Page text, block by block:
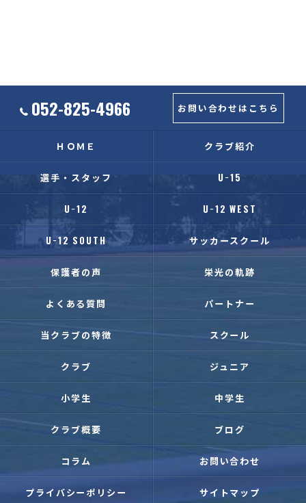
052-825-4966 お問い合わせはこちら
ＨＯＭＥ クラブ紹介
選手・スタッフ U−15
U−12 U−12 WEST
U−12 SOUTH サッカースクール
保護者の声 栄光の軌跡
よくある質問 パートナー
当クラブの特徴 スクール
クラブ ジュニア
小学生 中学生
クラブ概要 ブログ
コラム お問い合わせ
プライバシーポリシー サイトマップ